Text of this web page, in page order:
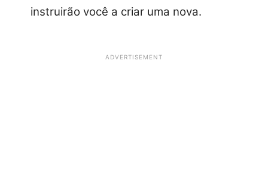
instruirão você a criar uma nova.
ADVERTISEMENT